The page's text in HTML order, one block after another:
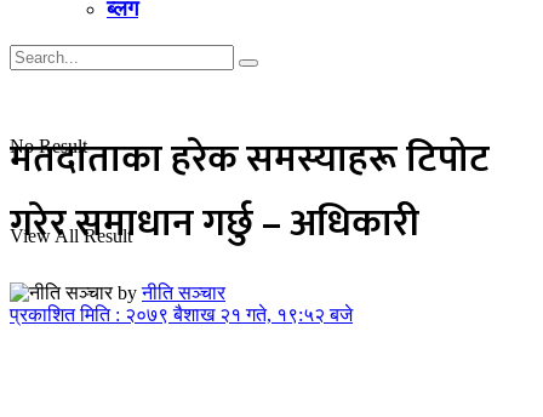
ब्लग
No Result
View All Result
मतदाताका हरेक समस्याहरू टिपोट
गरेर समाधान गर्छु – अधिकारी
by नीति सञ्चार
प्रकाशित मिति : २०७९ बैशाख २१ गते, १९:५२ बजे